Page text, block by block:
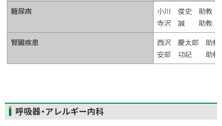
る
糖尿病
小川 俊史 助教
寺沢 誠 助教
腎臓疾患
西沢 慶太郎 助教
安部 功記 助教
ト
ッ
呼吸器・アレルギー内科